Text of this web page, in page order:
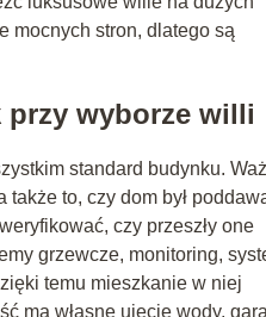
mocnych stron, dlatego są
wyborze willi
standard budynku.
to, czy dom był
czy przeszły one
grzewcze, monitoring,
temu mieszkanie w niej
ma własne ujęcie wody,